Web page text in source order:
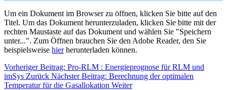
Um ein Dokument im Browser zu öffnen, klicken Sie bitte auf den
Titel. Um das Dokument herunterzuladen, klicken Sie bitte mit der
rechten Maustaste auf das Dokument und wählen Sie "Speichern
unter...". Zum Öffnen brauchen Sie den Adobe Reader, den Sie
beispielsweise hierherunterladen können.
Vorheriger Beitrag: Pro-RLM : Energieprognose für RLM und
imSys Zurück Nächster Beitrag: Berechnung der optimalen
Temperatur für die Gasallokation Weiter